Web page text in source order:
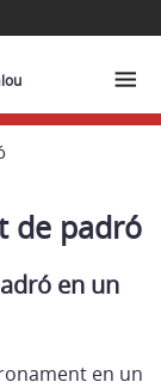
de padró
en un
en un